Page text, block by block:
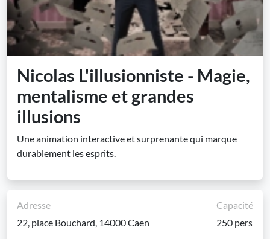
Nicolas L'illusionniste - Magie,
mentalisme et grandes
illusions
Une animation interactive et surprenante qui marque
durablement les esprits.
Adresse
22, place Bouchard, 14000 Caen
Capacité
250 pers